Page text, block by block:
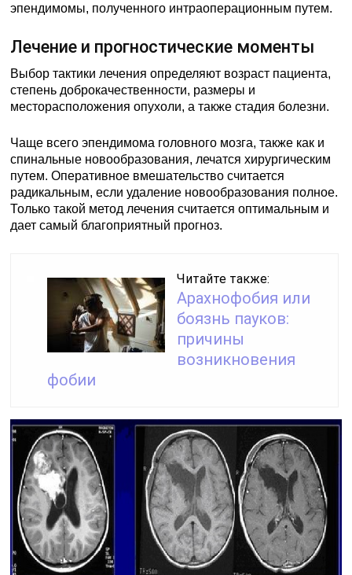
эпендимомы, полученного интраоперационным путем.
Лечение и прогностические моменты
Выбор тактики лечения определяют возраст пациента,
степень доброкачественности, размеры и
месторасположения опухоли, а также стадия болезни.
Чаще всего эпендимома головного мозга, также как и
спинальные новообразования, лечатся хирургическим
путем. Оперативное вмешательство считается
радикальным, если удаление новообразования полное.
Только такой метод лечения считается оптимальным и
дает самый благоприятный прогноз.
Читайте также:
Арахнофобия или
боязнь пауков:
причины
возникновения
фобии